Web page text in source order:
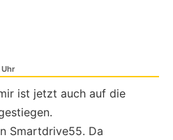
ist jetzt auch auf die
Smartdrive55. Da